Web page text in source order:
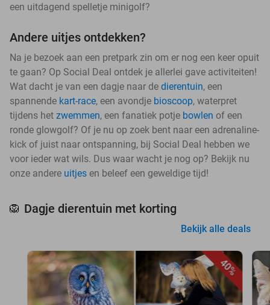
een uitdagend spelletje minigolf?
Andere uitjes ontdekken?
Na je bezoek aan een pretpark zin om er nog een keer opuit
te gaan? Op Social Deal ontdek je allerlei gave activiteiten!
Wat dacht je van een dagje naar de dierentuin, een
spannende kart-race, een avondje bioscoop, waterpret
tijdens het zwemmen, een fanatiek potje bowlen of een
ronde glowgolf? Of je nu op zoek bent naar een adrenaline-
kick of juist naar ontspanning, bij Social Deal hebben we
voor ieder wat wils. Dus waar wacht je nog op? Bekijk nu
onze andere uitjes en beleef een geweldige tijd!
🦁 Dagje dierentuin met korting
Bekijk alle deals
40%